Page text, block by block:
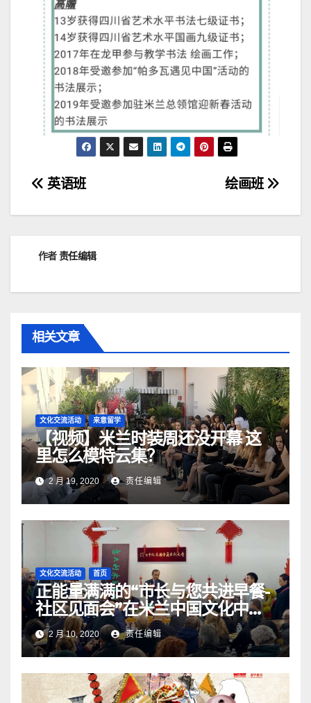
文
章
导
绘画班
英语班
作者责任编辑
相关文章
文化交流活动 来意留学
【视频】米兰时装周还没开幕 这
里怎么模特云集？
2 月 19, 2020 责任编辑
文化交流活动 首页
正能量满满的“市长与您共进早餐-
社区见面会”在米兰中国文化中心
圆满落幕
2 月 10, 2020 责任编辑